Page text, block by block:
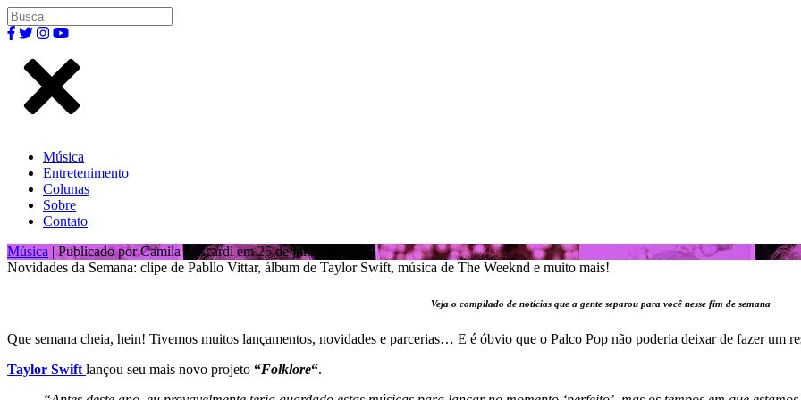
Música
Entretenimento
Colunas
Sobre
Contato
Música | Publicado por Camila Cascardi em 25 de julho de 2020.
Novidades da Semana: clipe de Pabllo Vittar, álbum de Taylor Swift, música de The Weeknd e muito mais!
Veja o compilado de notícias que a gente separou para você nesse fim de semana
Que semana cheia, hein! Tivemos muitos lançamentos, novidades e parcerias… E é óbvio que o Palco Pop não poderia deixar de fazer um
Taylor Swift lançou seu mais novo projeto “Folklore“.